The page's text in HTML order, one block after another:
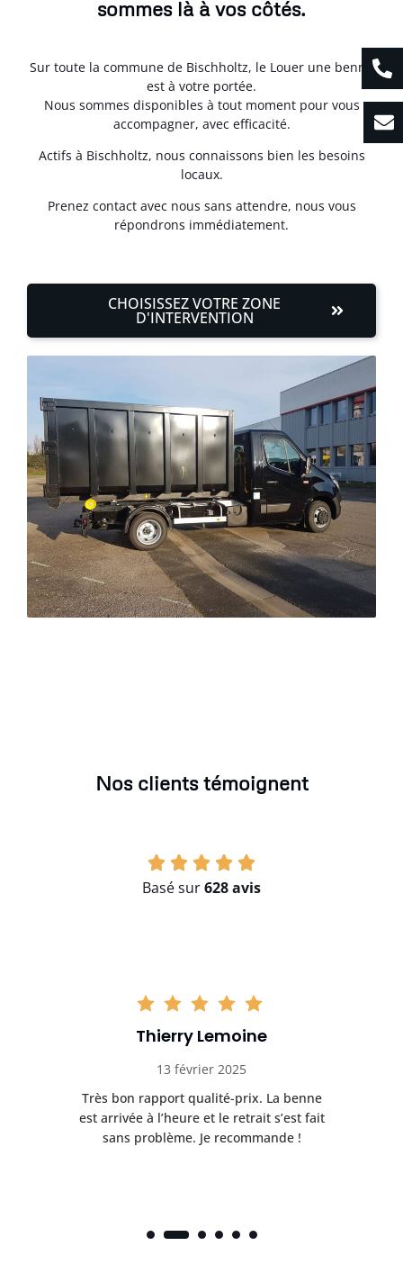
sommes là à vos côtés.
Sur toute la commune de Bischholtz, le Louer une benne
est à votre portée.
Nous sommes disponibles à tout moment pour vous
accompagner, avec efficacité.
Actifs à Bischholtz, nous connaissons bien les besoins
locaux.
Prenez contact avec nous sans attendre, nous vous
répondrons immédiatement.
CHOISISSEZ VOTRE ZONE
D'INTERVENTION
Nos clients témoignent
Basé sur628 avis
Thierry Lemoine
13 février 2025
Très bon rapport qualité-prix. La benne
est arrivée à l’heure et le retrait s’est fait
sans problème. Je recommande !